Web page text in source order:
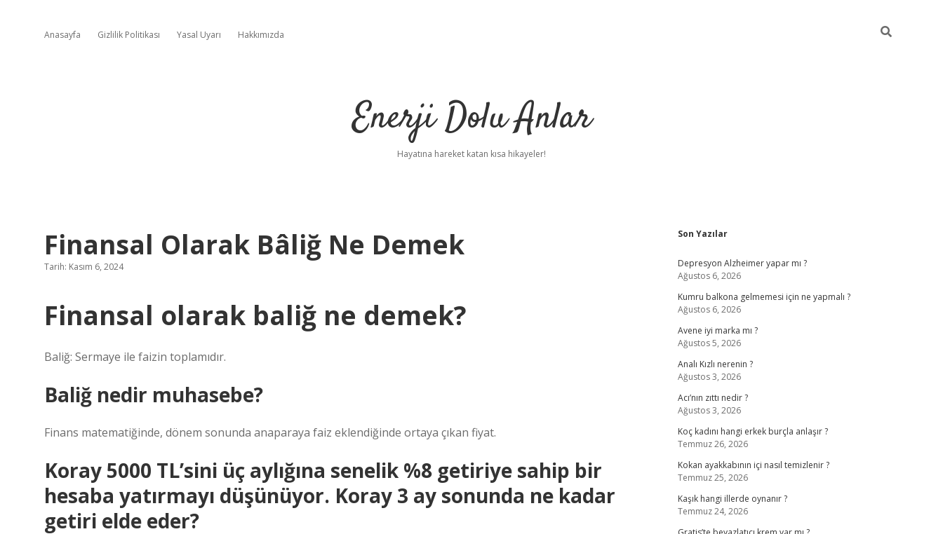
Anasayfa Gizlilik Politikası Yasal Uyarı Hakkımızda
Enerji Dolu Anlar
Hayatına hareket katan kısa hikayeler!
Finansal Olarak Bâliğ Ne Demek
Tarih: Kasım 6, 2024
Finansal olarak baliğ ne demek?
Baliğ: Sermaye ile faizin toplamıdır.
Baliğ nedir muhasebe?
Finans matematiğinde, dönem sonunda anaparaya faiz eklendiğinde ortaya çıkan fiyat.
Koray 5000 TL’sini üç aylığına senelik %8 getiriye sahip bir
hesaba yatırmayı düşünüyor. Koray 3 ay sonunda ne kadar
getiri elde eder?
Sidebar
Son Yazılar
Depresyon Alzheimer yapar mı ?
Ağustos 6, 2026
Kumru balkona gelmemesi için ne yapmalı ?
Ağustos 6, 2026
Avene iyi marka mı ?
Ağustos 5, 2026
Analı Kızlı nerenin ?
Ağustos 3, 2026
Acı’nın zıttı nedir ?
Ağustos 3, 2026
Koç kadını hangi erkek burçla anlaşır ?
Temmuz 26, 2026
Kokan ayakkabının içi nasıl temizlenir ?
Temmuz 25, 2026
Kaşık hangi illerde oynanır ?
Temmuz 24, 2026